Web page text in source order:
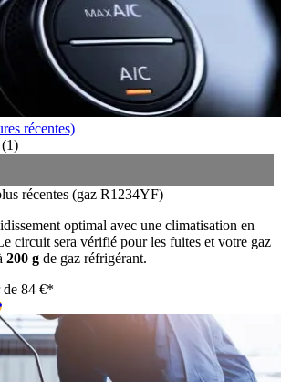
récentes)
(1)
récentes (gaz R1234YF)
optimal avec une climatisation en
circuit sera vérifié pour les fuites et votre gaz
200 g de gaz réfrigérant.
de 84 €*